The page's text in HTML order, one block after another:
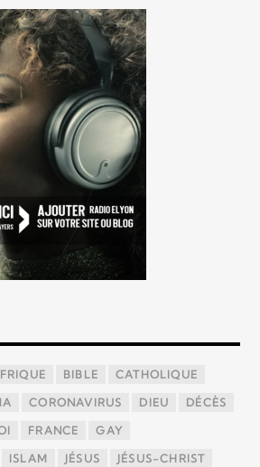
BIBLE CATHOLIQUE
CORONAVIRUS DIEU DÉCÈS
FRANCE GAY
ISLAM JÉSUS JÉSUS-CHRIST